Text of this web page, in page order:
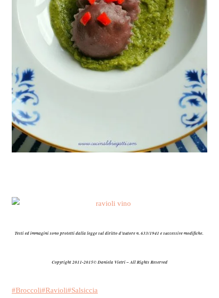
Testi ed immagini sono protetti dalla legge sul diritto d’autore n. 633/1941 e successive modifiche.
Copyright 2011-2015© Daniela Vietri – All Rights Reserved
Tag
#Broccoli#Ravioli#Salsiccia